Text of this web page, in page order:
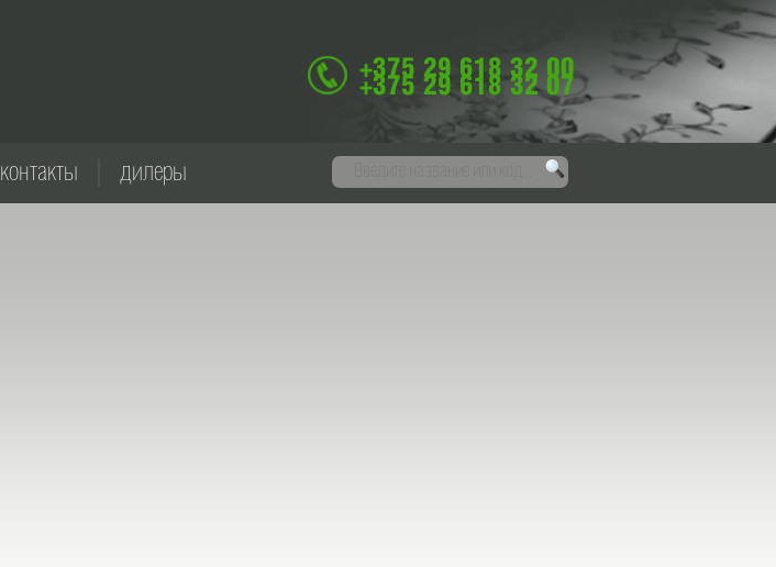
+375 29 618 32 00
+375 29 618 32 07
контакты дилеры